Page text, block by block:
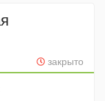
закрыто